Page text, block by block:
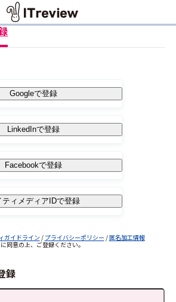
Googleで登録
LinkedInで登録
Facebookで登録
ティメディアIDで登録
ガイドライン / プライバシーポリシー /匿名加工情報
に同意の上、ご登録ください。
録